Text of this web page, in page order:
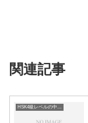
関連記事